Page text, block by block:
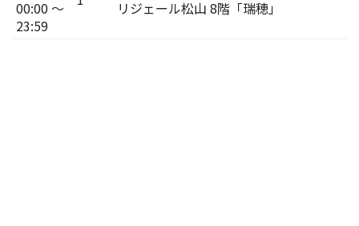
00:00 ～
23:59
リジェール松山 8階「瑞穂」